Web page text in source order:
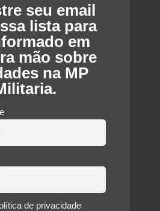
seu email
lista para
em
mão sobre
na MP
de privacidade